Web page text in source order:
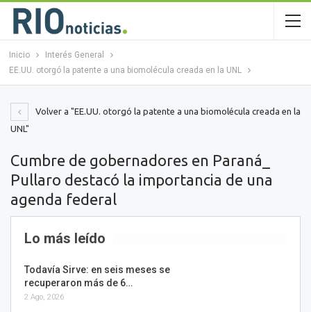
Inicio
Interés General
EE.UU. otorgó la patente a una biomolécula creada en la UNL
Volver a "EE.UU. otorgó la patente a una biomolécula creada en la
UNL"
Cumbre de gobernadores en Paraná_
Pullaro destacó la importancia de una
agenda federal
Lo más leído
Todavía Sirve: en seis meses se
recuperaron más de 6…
2 Ago, 2026